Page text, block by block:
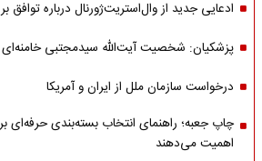
ادعایی جدید از وال‌استریت‌ژورنال درباره توافق
پزشکیان: شخصیت آیت‌الله سیدمجتبی خامنه‌ای
درخواست سازمان ملل از ایران و آمریکا
چاپ جعبه؛ راهنمای انتخاب بسته‌بندی حرفه‌ای
اهمیت می‌دهند